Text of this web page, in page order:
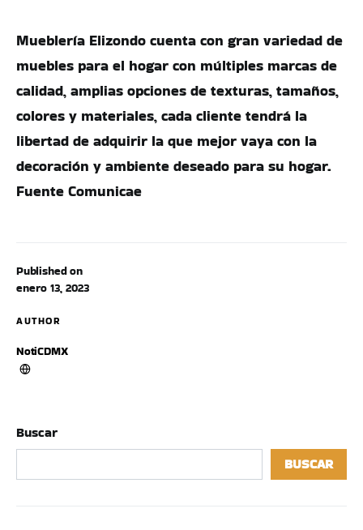
Published on
enero 13, 2023
AUTHOR
NotiCDMX
Mueblería Elizondo cuenta con gran variedad de
muebles para el hogar con múltiples marcas de
calidad, amplias opciones de texturas, tamaños,
colores y materiales, cada cliente tendrá la
libertad de adquirir la que mejor vaya con la
decoración y ambiente deseado para su hogar.
Fuente Comunicae
Buscar
BUSCAR